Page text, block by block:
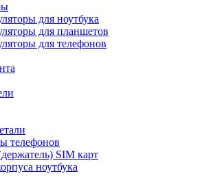
для ноутбука
для планшетов
для телефонов
телефонов
SIM карт
ноутбука